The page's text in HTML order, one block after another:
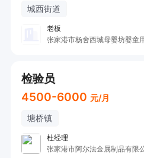
章制度和员工手册；
公司福利：
1.	Comprehensive
ing fund in full
城西街道
老板
张家港市杨舍西城母婴坊婴童
检验员
4500-6000 元/月
塘桥镇
杜经理
张家港市阿尔法金属制品有限